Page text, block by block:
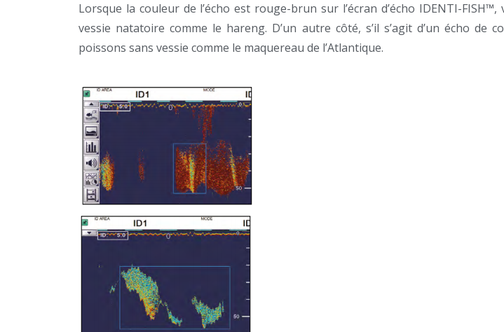
Lorsque la couleur de l’écho est rouge-brun sur l’écran d’écho IDENTI-
vessie natatoire comme le hareng. D’un autre côté, s’il s’agit d’un écho de
poissons sans vessie comme le maquereau de l’Atlantique.